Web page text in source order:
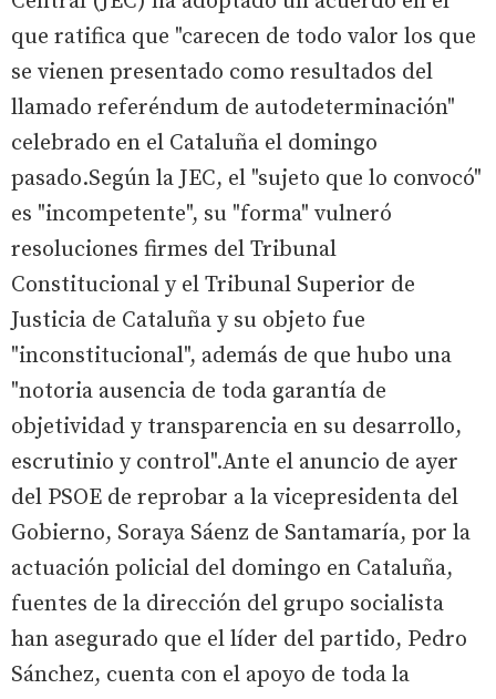
que ratifica que "carecen de todo valor los que
se vienen presentado como resultados del
llamado referéndum de autodeterminación"
celebrado en el Cataluña el domingo
pasado.Según la JEC, el "sujeto que lo convocó"
es "incompetente", su "forma" vulneró
resoluciones firmes del Tribunal
Constitucional y el Tribunal Superior de
Justicia de Cataluña y su objeto fue
"inconstitucional", además de que hubo una
"notoria ausencia de toda garantía de
objetividad y transparencia en su desarrollo,
escrutinio y control".Ante el anuncio de ayer
del PSOE de reprobar a la vicepresidenta del
Gobierno, Soraya Sáenz de Santamaría, por la
actuación policial del domingo en Cataluña,
fuentes de la dirección del grupo socialista
han asegurado que el líder del partido, Pedro
Sánchez, cuenta con el apoyo de toda la